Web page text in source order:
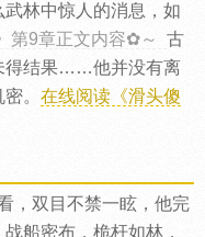
林中惊人的消息，如
第9章正文内容✿～
古
得结果……他并没有离
。 在线阅读《滑头傻
，双目不禁一眩，他完
船密布，桅杆如林，